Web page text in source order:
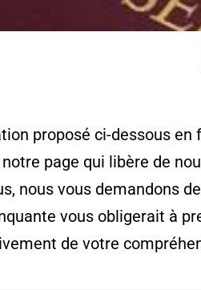
proposé ci-dessous
page qui libère de
nous vous demandons
vous obligerait à
de votre